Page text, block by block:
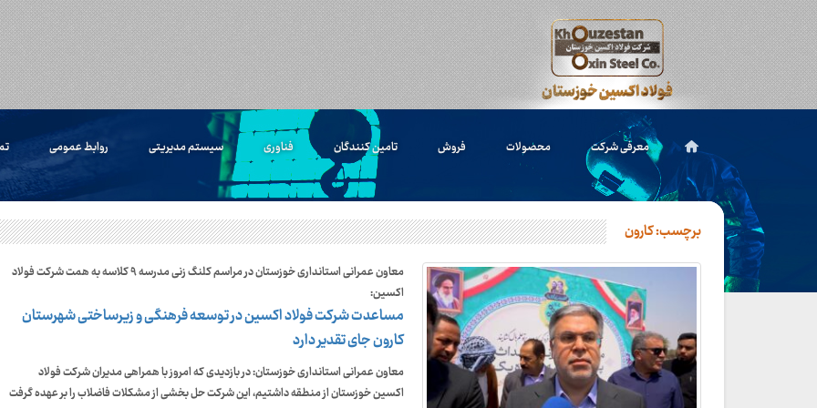
معرفی شرکت محصولات فروش تامین کنندگان فناوری سیستم مدیریتی روابط عمومی
برچسب:کارون
معاون عمرانی استانداری خوزستان در مراسم کلنگ زنی مدرسه ۹ کلاسه به همت شرکت فولاد
اکسین:
مساعدت شرکت فولاد اکسین در توسعه فرهنگی و زیرساختی شهرستان
کارون جای تقدیر دارد
معاون عمرانی استانداری خوزستان: در بازدیدی که امروز با همراهی مدیران شرکت فولاد
اکسین خوزستان از منطقه داشتیم، این شرکت حل بخشی از مشکلات فاضلاب را بر عهده گرفت